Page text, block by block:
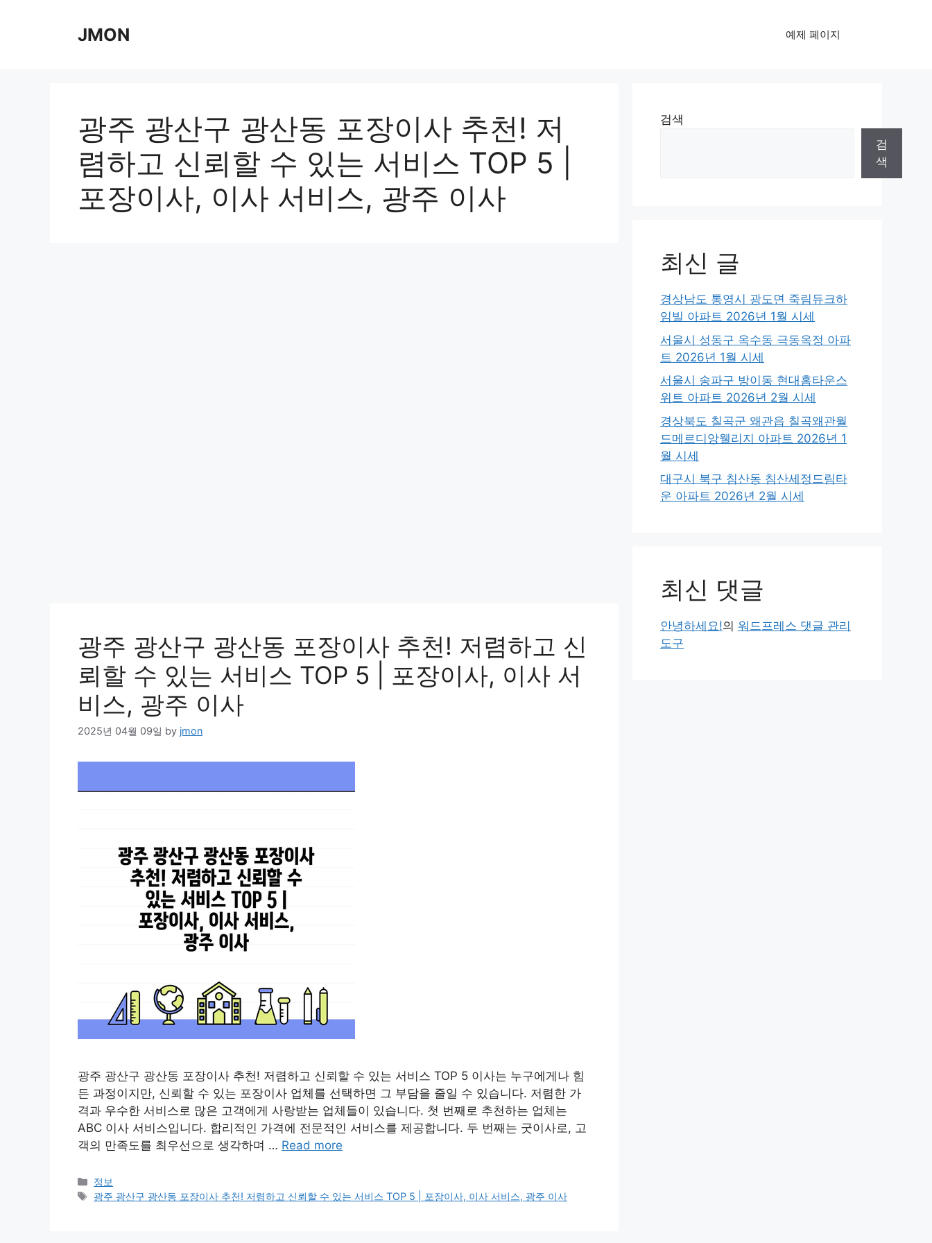
JMON 예제 페이지
광주 광산구 광산동 포장이사 추천! 저
렴하고 신뢰할 수 있는 서비스 TOP 5 |
포장이사, 이사 서비스, 광주 이사
광주 광산구 광산동 포장이사 추천! 저렴하고 신
뢰할 수 있는 서비스 TOP 5 | 포장이사, 이사 서
비스, 광주 이사
2025년 04월 09일 by jmon
광주 광산구 광산동 포장이사 추천! 저렴하고 신뢰할 수 있는 서비스 TOP 5 이사는 누구에게나 힘
든 과정이지만, 신뢰할 수 있는 포장이사 업체를 선택하면 그 부담을 줄일 수 있습니다. 저렴한 가
격과 우수한 서비스로 많은 고객에게 사랑받는 업체들이 있습니다. 첫 번째로 추천하는 업체는
ABC 이사 서비스입니다. 합리적인 가격에 전문적인 서비스를 제공합니다. 두 번째는 굿이사로, 고
객의 만족도를 최우선으로 생각하며 … Read more
Categories
정보
Tags
광주 광산구 광산동 포장이사 추천! 저렴하고 신뢰할 수 있는 서비스 TOP 5 | 포장이사, 이사 서비스, 광주 이사
검색
검
색
최신 글
경상남도 통영시 광도면 죽림듀크하
임빌 아파트 2026년 1월 시세
서울시 성동구 옥수동 극동옥정 아파
트 2026년 1월 시세
서울시 송파구 방이동 현대홈타운스
위트 아파트 2026년 2월 시세
경상북도 칠곡군 왜관읍 칠곡왜관월
드메르디앙웰리지 아파트 2026년 1
월 시세
대구시 북구 침산동 침산세정드림타
운 아파트 2026년 2월 시세
최신 댓글
안녕하세요!의 워드프레스 댓글 관리
도구